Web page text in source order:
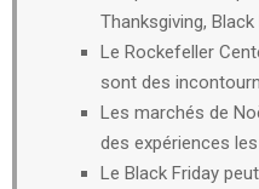
Thanksgiving, Black
Le Rockefeller
sont des
Les marchés de
des expériences
Le Black Friday